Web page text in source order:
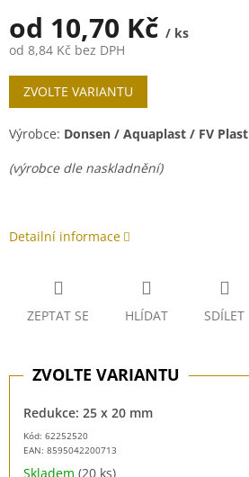
od 10,70 Kč / ks
od 8,84 Kč bez DPH
Měrná
cena:
ZVOLTE VARIANTU
Výrobce: Donsen / Aquaplast / FV Plast
(výrobce dle naskladnění)
Detailní informace
ZEPTAT SE HLÍDAT SDÍLET
Kód: 62252520
EAN: 8595042200713
Redukce: 25 x 20 mm
Skladem (20 ks)